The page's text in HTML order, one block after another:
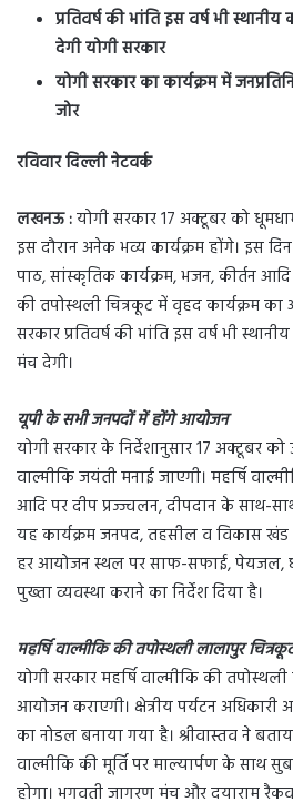
प्रतिवर्ष की भांति इस वर्ष भी
देगी योगी सरकार
योगी सरकार का कार्यक्रम में
जोर
रविवार दिल्ली नेटवर्क
लखनऊ :योगी सरकार 17 अक्टूबर को
इस दौरान अनेक भव्य कार्यक्रम होंगे। इस दिन
पाठ, सांस्कृतिक कार्यक्रम, भजन, कीर्तन
की तपोस्थली चित्रकूट में वृहद कार्यक्रम
सरकार प्रतिवर्ष की भांति इस वर्ष भी
मंच देगी।
यूपी के सभी जनपदों में होंगे आयोजन
योगी सरकार के निर्देशानुसार 17 अक्टूबर
वाल्मीकि जयंती मनाई जाएगी। महर्षि
आदि पर दीप प्रज्ज्वलन, दीपदान के साथ-
यह कार्यक्रम जनपद, तहसील व विकास खंड
हर आयोजन स्थल पर साफ-सफाई, पेयजल,
पुख्ता व्यवस्था कराने का निर्देश दिया है।
महर्षि वाल्मीकि की तपोस्थली लालापुर
योगी सरकार महर्षि वाल्मीकि की
आयोजन कराएगी। क्षेत्रीय पर्यटन अधिकारी
का नोडल बनाया गया है। श्रीवास्तव ने
वाल्मीकि की मूर्ति पर माल्यार्पण के साथ
होगा। भगवती जागरण मंच और दयाराम